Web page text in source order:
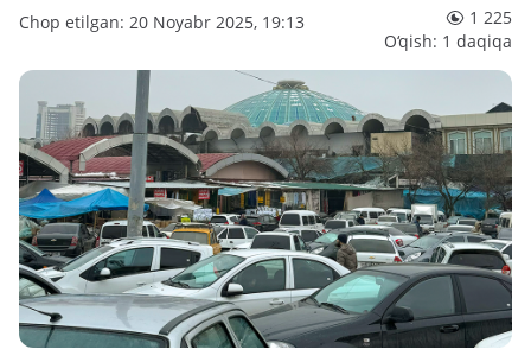
Chop etilgan: 20 Noyabr 2025, 19:13
1 225
O‘qish: 1 daqiqa